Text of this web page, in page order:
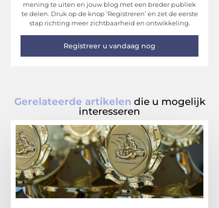
mening te uiten en jouw blog met een breder publiek
te delen. Druk op de knop ‘Registreren’ en zet de eerste
stap richting meer zichtbaarheid en ontwikkeling.
Registreer u vandaag nog
Gerelateerde artikelen die u mogelijk
interesseren